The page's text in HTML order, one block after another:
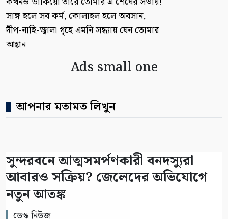
সাঙ্গ হলে সব কর্ম, কোলাহল হলে অবসান,
দীপ-নাহি-জ্বালা গৃহে এমনি সন্ধ্যায় যেন তোমার
আহ্বান
Ads small one
আপনার মতামত লিখুন
সুন্দরবনে আত্মসমর্পণকারী বনদস্যুরা
আবারও সক্রিয়? জেলেদের অভিযোগে
নতুন আতঙ্ক
ডেস্ক নিউজ